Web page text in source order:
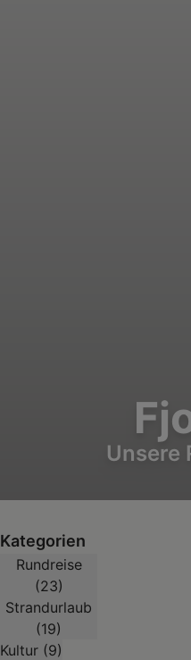
Unsere
Kategorien
Rundreise
(23)
Strandurlaub
(19)
Kultur (9)